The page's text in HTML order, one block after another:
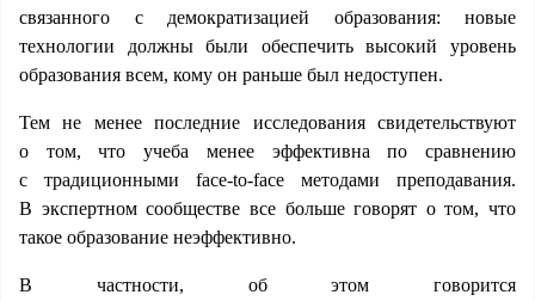
связанного с демократизацией образования: новые
технологии должны были обеспечить высокий уровень
образования всем, кому он раньше был недоступен.
Тем не менее последние исследования свидетельствуют
о том, что учеба менее эффективна по сравнению
с традиционными face-to-face методами преподавания.
В экспертном сообществе все больше говорят о том, что
такое образование неэффективно.
В частности, об этом говорится